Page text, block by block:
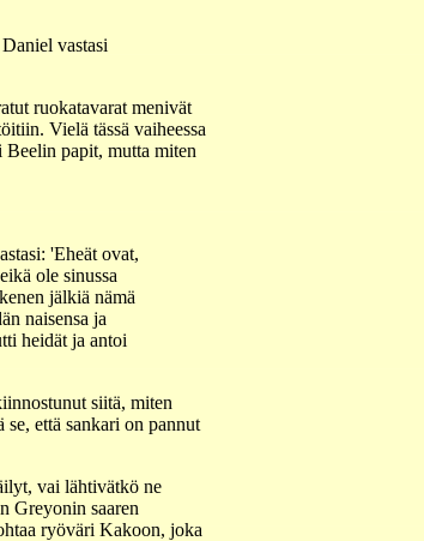
vastasi
ruokatavarat menivät
Vielä tässä vaiheessa
papit, mutta miten
'Eheät ovat,
ole sinussa
jälkiä nämä
naisensa ja
heidät ja antoi
siitä, miten
että sankari on pannut
vai lähtivätkö ne
Greyonin saaren
ryöväri Kakoon, joka